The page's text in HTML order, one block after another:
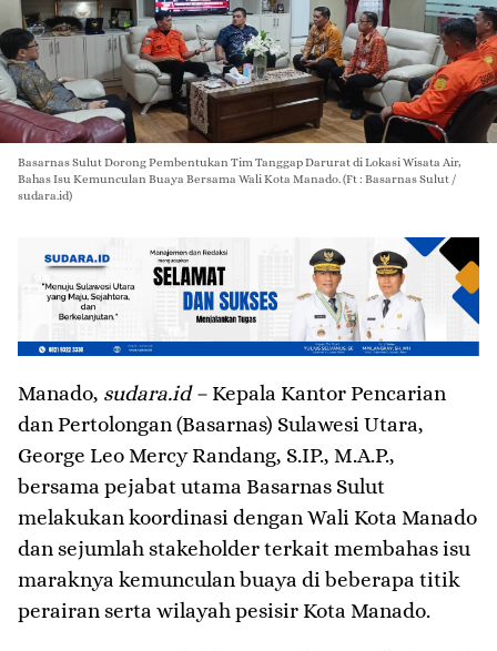
Basarnas Sulut Dorong Pembentukan Tim Tanggap Darurat di Lokasi Wisata Air,
Bahas Isu Kemunculan Buaya Bersama Wali Kota Manado. (Ft : Basarnas Sulut /
sudara.id)
Manado, sudara.id – Kepala Kantor Pencarian
dan Pertolongan (Basarnas) Sulawesi Utara,
George Leo Mercy Randang, S.IP., M.A.P.,
bersama pejabat utama Basarnas Sulut
melakukan koordinasi dengan Wali Kota Manado
dan sejumlah stakeholder terkait membahas isu
maraknya kemunculan buaya di beberapa titik
perairan serta wilayah pesisir Kota Manado.